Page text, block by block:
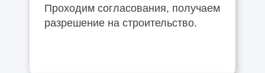
Проходим согласования, получаем
разрешение на строительство.